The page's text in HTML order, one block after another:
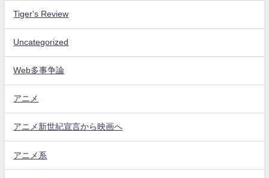
Tiger's Review
Uncategorized
Web多事争論
アニメ
アニメ新世紀宣言から映画へ
アニメ系